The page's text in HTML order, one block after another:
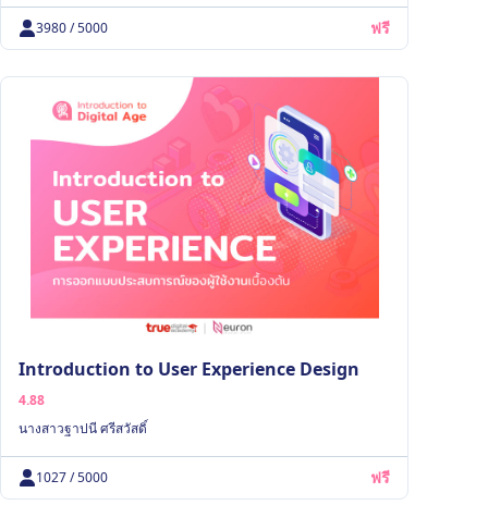
3980 / 5000 ฟรี
Introduction to User Experience Design
4.88
นางสาวฐาปนี ศรีสวัสดิ์
1027 / 5000 ฟรี